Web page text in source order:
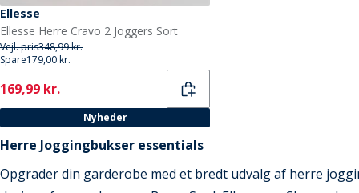
Ellesse
Ellesse Herre Cravo 2 Joggers Sort
Vejl. pris348,99 kr.
Spare179,00 kr.
Current
169,99 kr.
Nyheder
Herre Joggingbukser essentials
Opgrader din garderobe med et bredt udvalg af herre